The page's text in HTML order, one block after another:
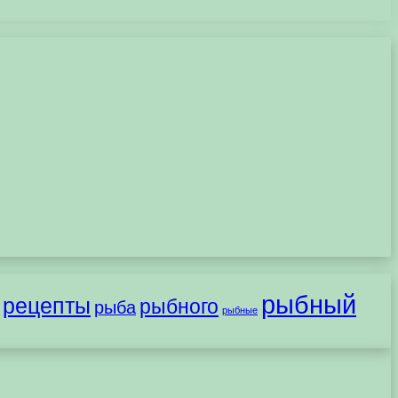
рецепты рыба рыбного рыбные рыбный